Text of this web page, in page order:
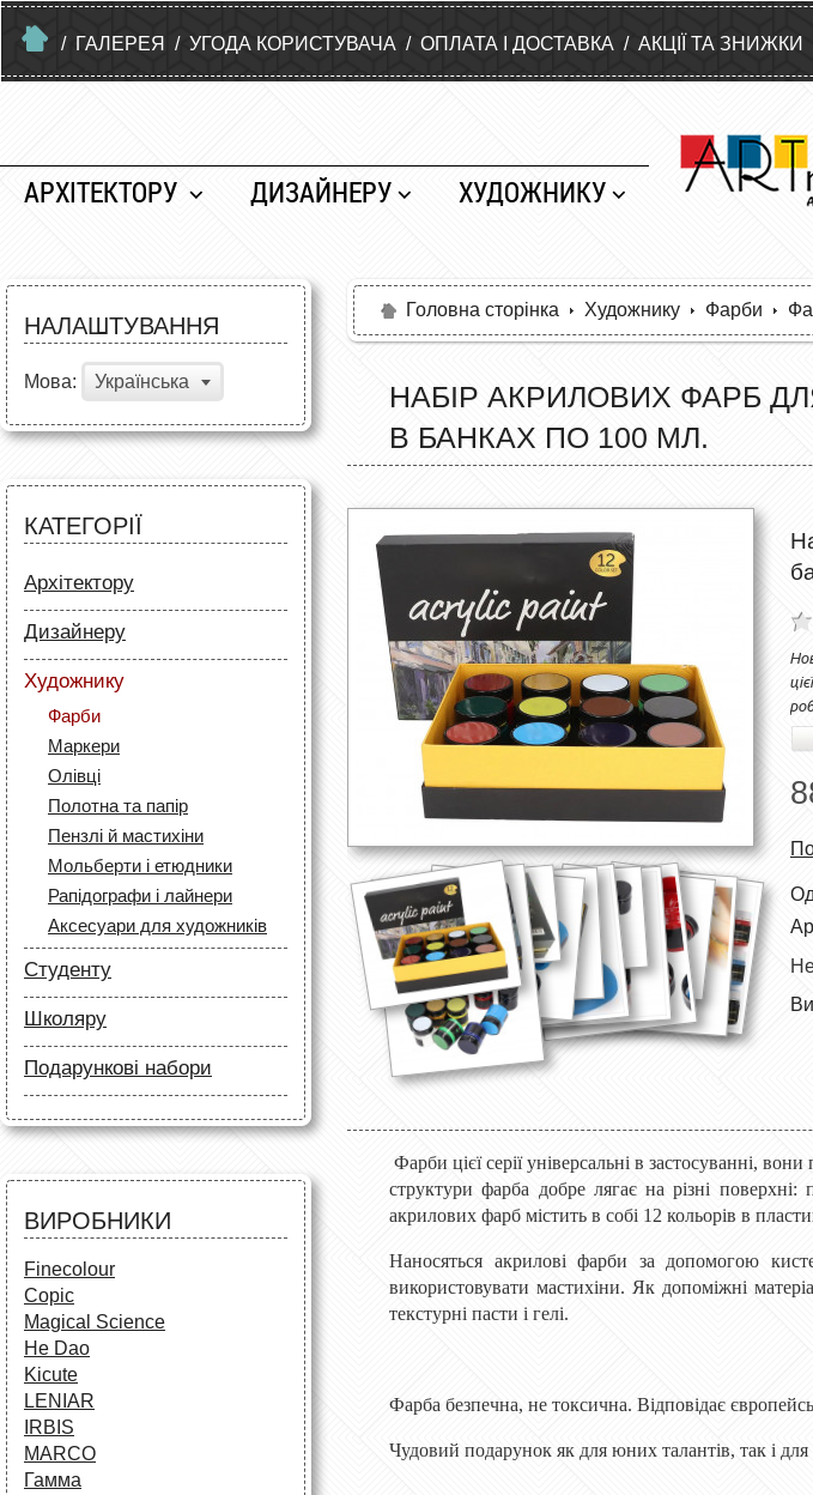
/ ГАЛЕРЕЯ / УГОДА КОРИСТУВАЧА / ОПЛАТА І ДОСТАВКА / АКЦІЇ ТА ЗНИЖКИ
АРХІТЕКТОРУ ДИЗАЙНЕРУ ХУДОЖНИКУ
НАЛАШТУВАННЯ
Мова: Українська
КАТЕГОРІЇ
Архітектору
Папір
Лайнери
Маркери
Олівці
Аксесуари для архітекторів
Дизайнеру
Папір
Олівці
Скетч маркери
Лайнери (рапідографи)
Аксесуари для дизайнерів
Художнику
Фарби
Маркери
Олівці
Полотна та папір
Пензлі й мастихіни
Мольберти і етюдники
Рапідографи і лайнери
Аксесуари для художників
Студенту
Папір
Лайнери
Маркери
Олівці
Все для креслення
Школяру
Папір
Маркери
Все для креслення
Все для творчості
Аксесуари для школярів
Подарункові набори
Олівці
Фарби та пензлі
ВИРОБНИКИ
Finecolour
Copic
Magical Science
He Dao
Kicute
LENIAR
IRBIS
MARCO
Гамма
Головна сторінка Художнику Фарби
НАБІР АКРИЛОВИХ ФАРБ
В БАНКАХ ПО 100 МЛ.
Фарби цієї серії універсальні в застосуванні,
структури фарба добре лягає на різні
акрилових фарб містить в собі 12 кольорів в
Наносяться акрилові фарби за допомогою
використовувати мастихіни. Як допоміжні
текстурні пасти і гелі.
Фарба безпечна, не токсична. Відповідає
Чудовий подарунок як для юних талантів, так і для